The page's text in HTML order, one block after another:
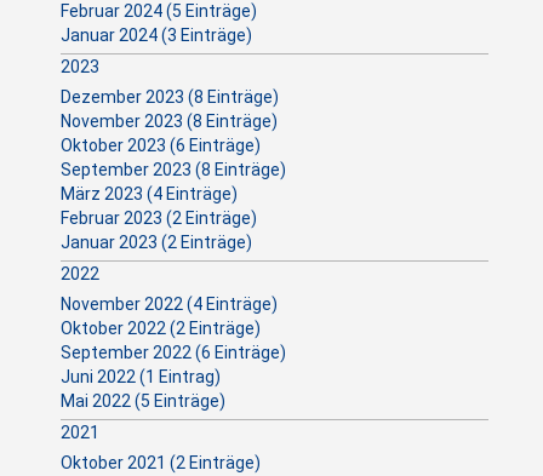
Februar 2024 (5 Einträge)
Januar 2024 (3 Einträge)
2023
Dezember 2023 (8 Einträge)
November 2023 (8 Einträge)
Oktober 2023 (6 Einträge)
September 2023 (8 Einträge)
März 2023 (4 Einträge)
Februar 2023 (2 Einträge)
Januar 2023 (2 Einträge)
2022
November 2022 (4 Einträge)
Oktober 2022 (2 Einträge)
September 2022 (6 Einträge)
Juni 2022 (1 Eintrag)
Mai 2022 (5 Einträge)
2021
Oktober 2021 (2 Einträge)